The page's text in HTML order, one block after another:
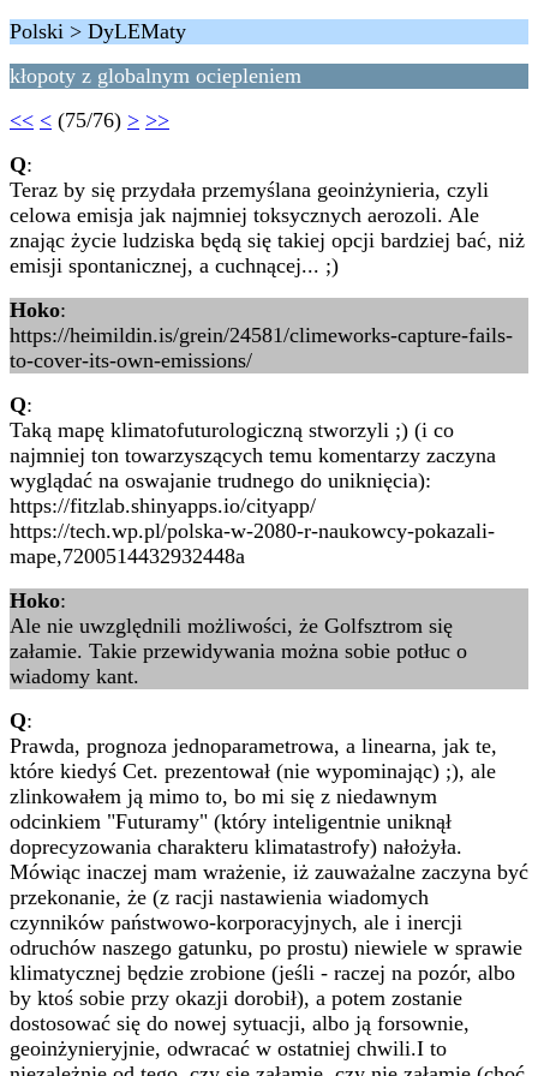
Polski > DyLEMaty
kłopoty z globalnym ociepleniem
<< < (75/76) > >>
Q:
Teraz by się przydała przemyślana geoinżynieria, czyli
celowa emisja jak najmniej toksycznych aerozoli. Ale
znając życie ludziska będą się takiej opcji bardziej bać, niż
emisji spontanicznej, a cuchnącej... ;)
Hoko:
https://heimildin.is/grein/24581/climeworks-capture-fails-
to-cover-its-own-emissions/
Q:
Taką mapę klimatofuturologiczną stworzyli ;) (i co
najmniej ton towarzyszących temu komentarzy zaczyna
wyglądać na oswajanie trudnego do uniknięcia):
https://fitzlab.shinyapps.io/cityapp/
https://tech.wp.pl/polska-w-2080-r-naukowcy-pokazali-
mape,7200514432932448a
Hoko:
Ale nie uwzględnili możliwości, że Golfsztrom się
załamie. Takie przewidywania można sobie potłuc o
wiadomy kant.
Q:
Prawda, prognoza jednoparametrowa, a linearna, jak te,
które kiedyś Cet. prezentował (nie wypominając) ;), ale
zlinkowałem ją mimo to, bo mi się z niedawnym
odcinkiem "Futuramy" (który inteligentnie uniknął
doprecyzowania charakteru klimatastrofy) nałożyła.
Mówiąc inaczej mam wrażenie, iż zauważalne zaczyna być
przekonanie, że (z racji nastawienia wiadomych
czynników państwowo-korporacyjnych, ale i inercji
odruchów naszego gatunku, po prostu) niewiele w sprawie
klimatycznej będzie zrobione (jeśli - raczej na pozór, albo
by ktoś sobie przy okazji dorobił), a potem zostanie
dostosować się do nowej sytuacji, albo ją forsownie,
geoinżynieryjnie, odwracać w ostatniej chwili.I to